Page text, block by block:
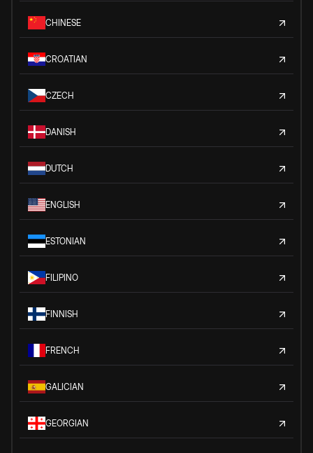
CHINESE
CROATIAN
CZECH
DANISH
DUTCH
ENGLISH
ESTONIAN
FILIPINO
FINNISH
FRENCH
GALICIAN
GEORGIAN